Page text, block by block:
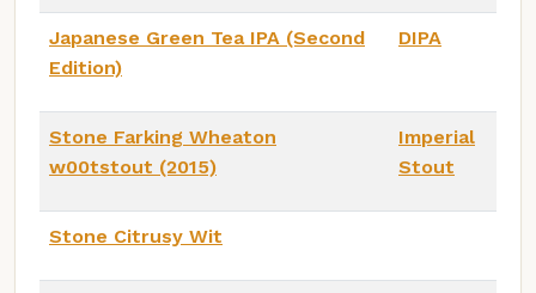
Japanese Green Tea IPA (Second
Edition)
DIPA
Stone Farking Wheaton
w00tstout (2015)
Imperial
Stout
Stone Citrusy Wit